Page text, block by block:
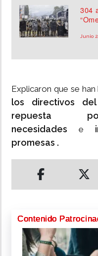
304
Junio
Explicaron que se
los directivos del
repuesta
necesidades e
promesas .
Contenido